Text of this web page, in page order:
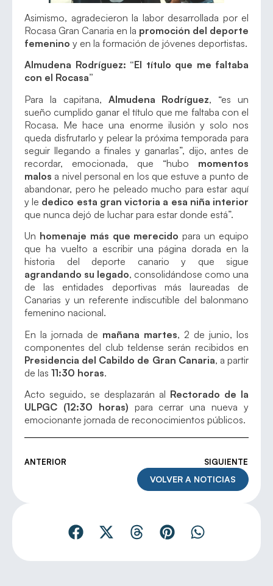
Asimismo, agradecieron la labor desarrollada por el
Rocasa Gran Canaria en la promoción del deporte
femenino y en la formación de jóvenes deportistas.
Almudena Rodríguez: “El título que me faltaba
con el Rocasa”
Para la capitana, Almudena Rodríguez, “es un
sueño cumplido ganar el título que me faltaba con el
Rocasa. Me hace una enorme ilusión y solo nos
queda disfrutarlo y pelear la próxima temporada para
seguir llegando a finales y ganarlas”, dijo, antes de
recordar, emocionada, que “hubo momentos
malos a nivel personal en los que estuve a punto de
abandonar, pero he peleado mucho para estar aquí
y le dedico esta gran victoria a esa niña interior
que nunca dejó de luchar para estar donde está”.
Un homenaje más que merecido para un equipo
que ha vuelto a escribir una página dorada en la
historia del deporte canario y que sigue
agrandando su legado, consolidándose como una
de las entidades deportivas más laureadas de
Canarias y un referente indiscutible del balonmano
femenino nacional.
En la jornada de mañana martes, 2 de junio, los
componentes del club teldense serán recibidos en
Presidencia del Cabildo de Gran Canaria, a partir
de las 11:30 horas.
Acto seguido, se desplazarán al Rectorado de la
ULPGC (12:30 horas) para cerrar una nueva y
emocionante jornada de reconocimientos públicos.
ANTERIOR SIGUIENTE
VOLVER A NOTICIAS